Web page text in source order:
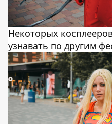
Некоторых
узнавать по другим